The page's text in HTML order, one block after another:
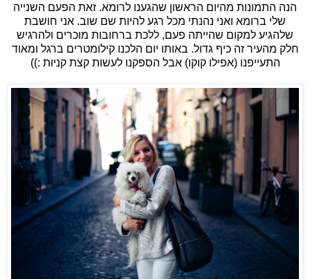
הנה התמונות מהיום הראשון שהגענו לרומא. זאת הפעם השנייה
שלי ברומא ואני נהנתי מכל רגע להיות שם שוב. אני חושבת
שלהגיע למקום שהייתה פעם, ללכת ברחובות מוכרים ולהרגיש
חלק מהעיר זה כיף גדול. באותו יום הלכנו קילומטרים ברגל ומאוד
התעייפנו (אפילו קוקו) אבל הספקנו לעשות קצת קניות :))